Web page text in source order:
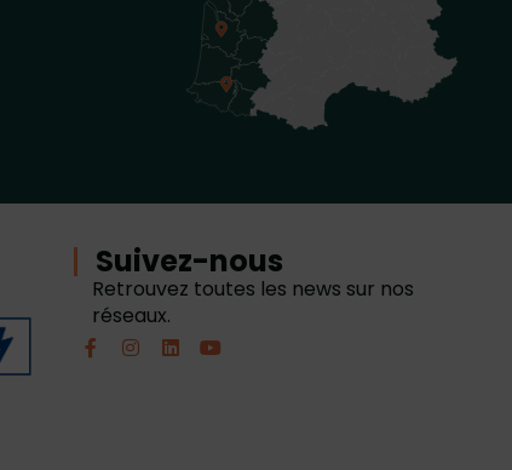
Suivez-nous
Retrouvez toutes les news sur nos
réseaux.